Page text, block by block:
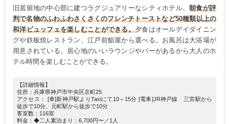
旧居留地の中心部に建つラグジュアリーなシティホテル。朝食が評
判で名物のふわふわさくさくのフレンチトーストなど50種類以上の
和洋ビュッフェを楽しむことができる。夕食はオールデイダイニン
グや鉄板焼レストラン、江戸前鮨屋から選べる。お風呂は大浴場が
用意されている。居心地のいいラウンジやバーがあるから大人のホ
テル時間を楽しむことができる。
【詳細情報】
住所：兵庫県神戸市中央区京町25
アクセス： [車]新神戸駅よりTaxiにて10～15分 [電車]JR神戸線 三宮駅から
徒歩で10分、元町駅から徒歩で10分
客室数：116室
料金：◆二人素泊まり：6,700円〜／1人